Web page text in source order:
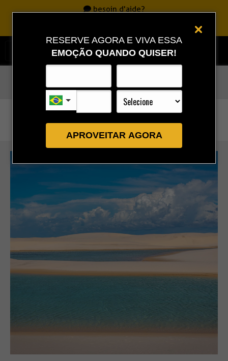
RESERVE AGORA E VIVA ESSA
EMOÇÃO QUANDO QUISER!
APROVEITAR AGORA
besoin d'aide?